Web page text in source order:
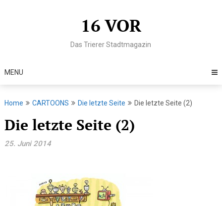
16 VOR
Das Trierer Stadtmagazin
MENU
Home CARTOONS Die letzte Seite Die letzte Seite (2)
Die letzte Seite (2)
25. Juni 2014